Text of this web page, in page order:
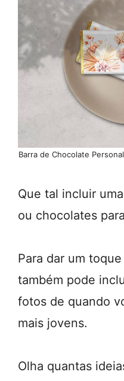
Barra de Chocolate
Que tal incluir
ou chocolates
Para dar um
também pode
fotos de quando
mais jovens.
Olha quantas